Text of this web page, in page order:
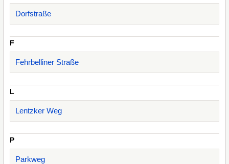
Dorfstraße
F
Fehrbelliner Straße
L
Lentzker Weg
P
Parkweg